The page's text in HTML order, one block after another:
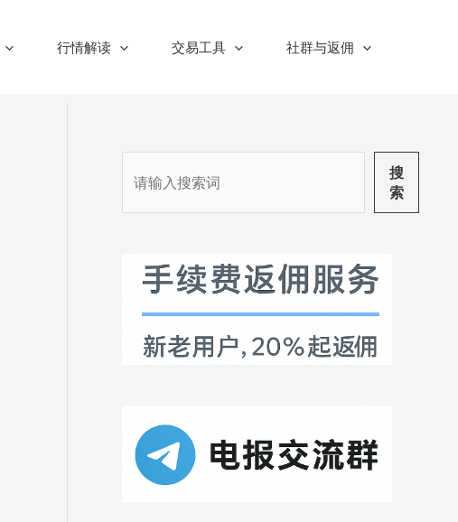
行情解读 交易工具 社群与返佣
搜
索